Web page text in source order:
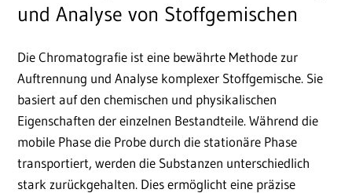
und Analyse von Stoffgemischen
Die Chromatografie ist eine bewährte Methode zur
Auftrennung und Analyse komplexer Stoffgemische. Sie
basiert auf den chemischen und physikalischen
Eigenschaften der einzelnen Bestandteile. Während die
mobile Phase die Probe durch die stationäre Phase
transportiert, werden die Substanzen unterschiedlich
stark zurückgehalten. Dies ermöglicht eine präzise